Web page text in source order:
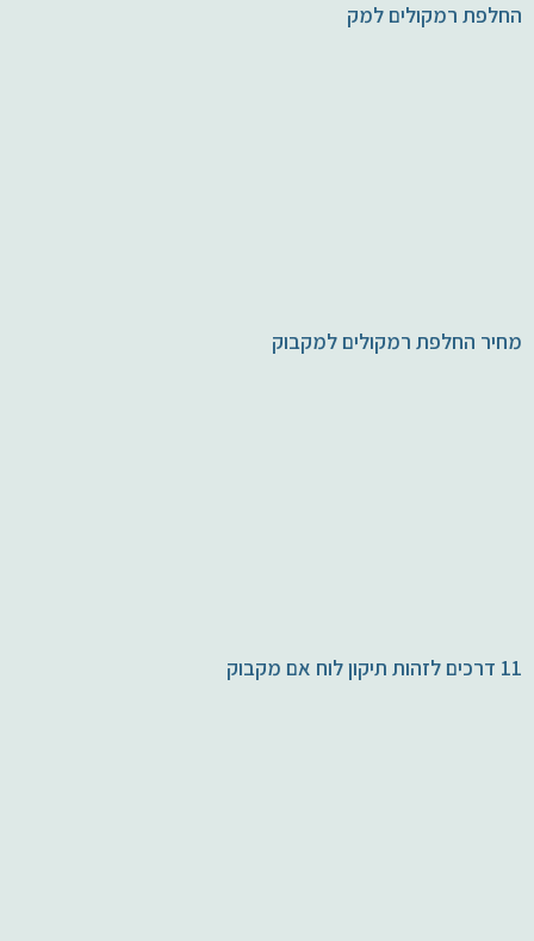
החלפת רמקולים למק
מחיר החלפת רמקולים למקבוק
11 דרכים לזהות תיקון לוח אם מקבוק